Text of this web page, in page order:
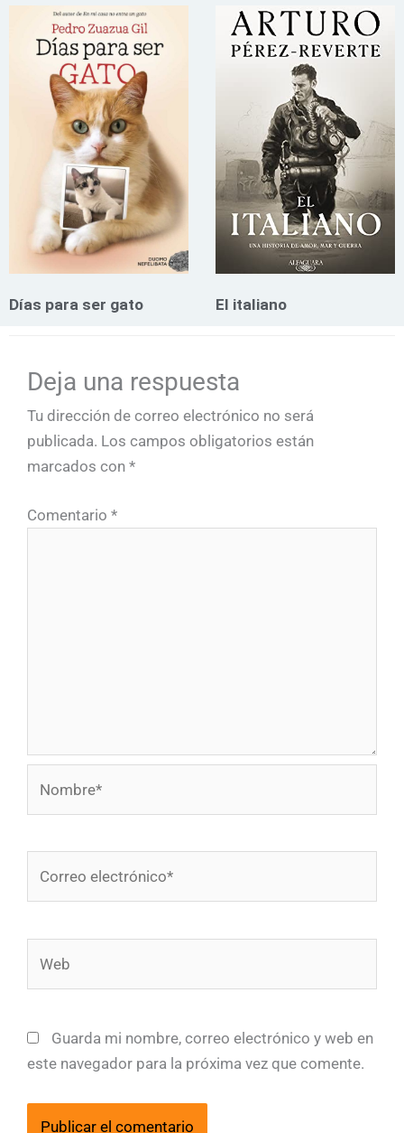
Días para ser gato El italiano
Deja una respuesta
Tu dirección de correo electrónico no será
publicada. Los campos obligatorios están
marcados con *
Comentario *
Guarda mi nombre, correo electrónico y web en
este navegador para la próxima vez que comente.